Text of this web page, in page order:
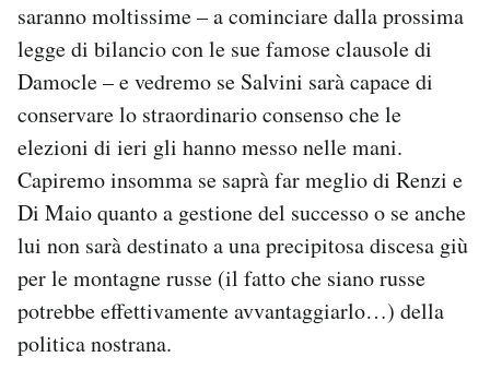
saranno moltissime – a cominciare dalla prossima
legge di bilancio con le sue famose clausole di
Damocle – e vedremo se Salvini sarà capace di
conservare lo straordinario consenso che le
elezioni di ieri gli hanno messo nelle mani.
Capiremo insomma se saprà far meglio di Renzi e
Di Maio quanto a gestione del successo o se anche
lui non sarà destinato a una precipitosa discesa giù
per le montagne russe (il fatto che siano russe
potrebbe effettivamente avvantaggiarlo…) della
politica nostrana.